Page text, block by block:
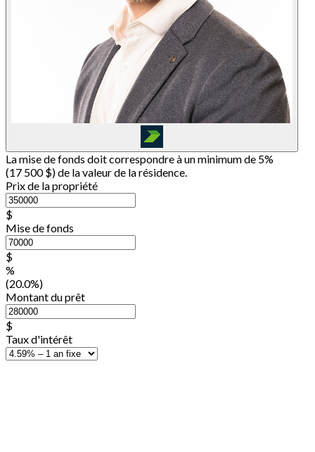
La mise de fonds doit correspondre à un minimum de 5%
(17 500 $) de la valeur de la résidence.
Prix de la propriété
$
Mise de fonds
$
%
(20.0%)
Montant du prêt
$
Taux d'intérêt